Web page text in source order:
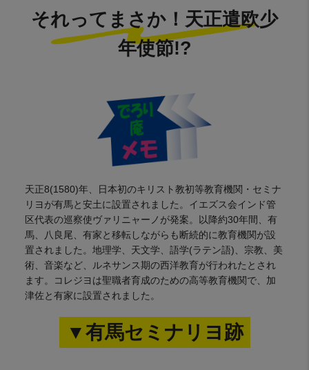
それってまさか！天正遣欧少
年使節!?
天正8(1580)年、日本初のキリスト教初等教育機関・セミナ
リヨが有馬と安土に設置されました。イエズス会インド管
区代表の巡察使ヴァリニャーノが発案。以降約30年間、有
馬、八良尾、有家と移転しながらも断続的に教育機関が設
置されました。地理学、天文学、語学(ラテン語)、宗教、美
術、音楽など、ルネサンス期の西洋教育が行われたとされ
ます。コレジヨは聖職者育成のための高等教育機関で、加
津佐と有家に設置されました。
▼有馬セミナリヨ跡